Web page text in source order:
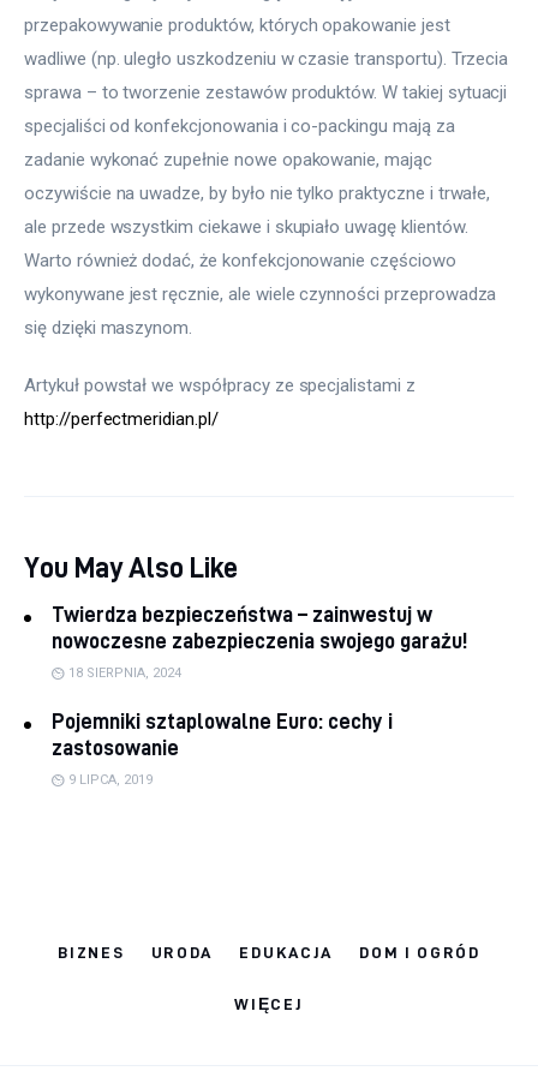
przepakowywanie produktów, których opakowanie jest
wadliwe (np. uległo uszkodzeniu w czasie transportu). Trzecia
sprawa – to tworzenie zestawów produktów. W takiej sytuacji
specjaliści od konfekcjonowania i co-packingu mają za
zadanie wykonać zupełnie nowe opakowanie, mając
oczywiście na uwadze, by było nie tylko praktyczne i trwałe,
ale przede wszystkim ciekawe i skupiało uwagę klientów.
Warto również dodać, że konfekcjonowanie częściowo
wykonywane jest ręcznie, ale wiele czynności przeprowadza
się dzięki maszynom.
Artykuł powstał we współpracy ze specjalistami z
http://perfectmeridian.pl/
You May Also Like
Twierdza bezpieczeństwa – zainwestuj w
nowoczesne zabezpieczenia swojego garażu!
18 SIERPNIA, 2024
Pojemniki sztaplowalne Euro: cechy i
zastosowanie
9 LIPCA, 2019
BIZNES URODA EDUKACJA DOM I OGRÓD
WIĘCEJ